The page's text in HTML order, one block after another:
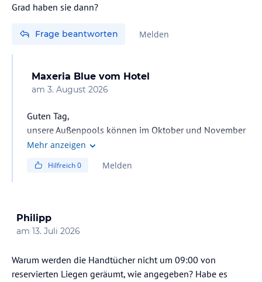
Grad haben sie dann?
Frage beantworten Melden
Maxeria Blue vom Hotel
am 3. August 2026
Guten Tag,
unsere Außenpools können im Oktober und November
Mehr anzeigen
Hilfreich0 Melden
Philipp
am 13. Juli 2026
Warum werden die Handtücher nicht um 09:00 von
reservierten Liegen geräumt, wie angegeben? Habe es